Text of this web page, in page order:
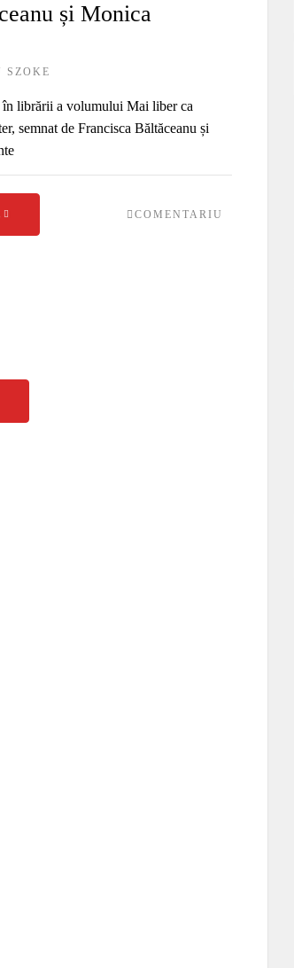
și Monica
librării a volumului Mai liber ca
semnat de Francisca Băltăceanu și
COMENTARIU